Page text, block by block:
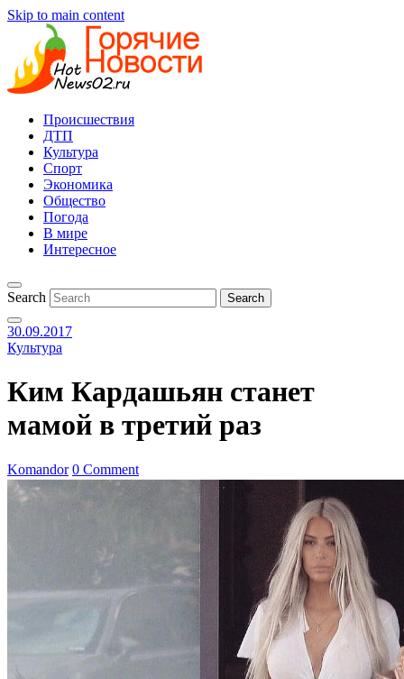
Skip to main content
Происшествия
ДТП
Культура
Спорт
Экономика
Общество
Погода
В мире
Интересное
Search
30.09.2017
Культура
Ким Кардашьян станет
мамой в третий раз
Komandor 0 Comment